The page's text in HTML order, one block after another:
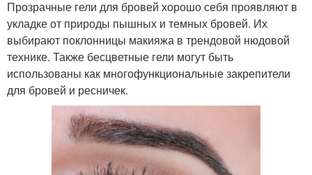
Прозрачные гели для бровей хорошо себя проявляют в
укладке от природы пышных и темных бровей. Их
выбирают поклонницы макияжа в трендовой нюдовой
технике. Также бесцветные гели могут быть
использованы как многофункциональные закрепители
для бровей и ресничек.